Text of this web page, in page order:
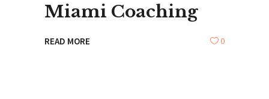
Miami Coaching
READ MORE 0